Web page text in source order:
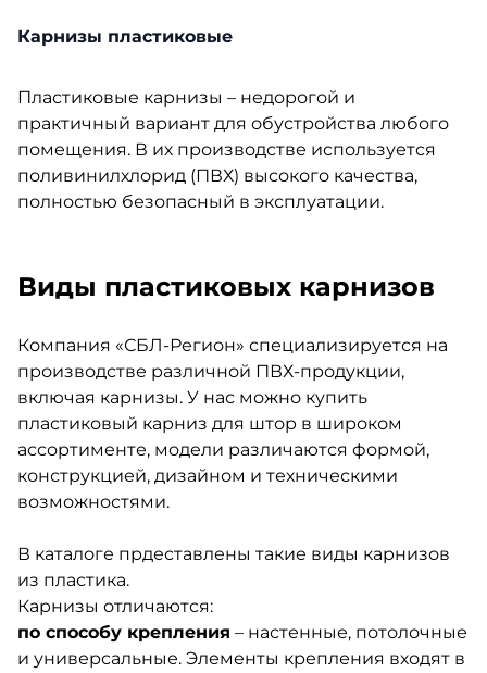
Карнизы пластиковые
Пластиковые карнизы – недорогой и
практичный вариант для обустройства любого
помещения. В их производстве используется
поливинилхлорид (ПВХ) высокого качества,
полностью безопасный в эксплуатации.
Виды пластиковых карнизов
Компания «СБЛ-Регион» специализируется на
производстве различной ПВХ-продукции,
включая карнизы. У нас можно купить
пластиковый карниз для штор в широком
ассортименте, модели различаются формой,
конструкцией, дизайном и техническими
возможностями.
В каталоге прдеставлены такие виды карнизов
из пластика.
Карнизы отличаются:
по способу крепления – настенные, потолочные
и универсальные. Элементы крепления входят в